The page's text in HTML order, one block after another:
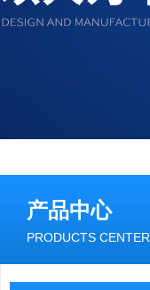
产品中心
PRODUCTS CENTER